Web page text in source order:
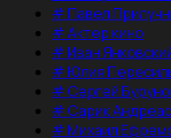
#Павел
#Актер кино
#Иван
#Юлия
#Сергей
#Сарик
#Михаил